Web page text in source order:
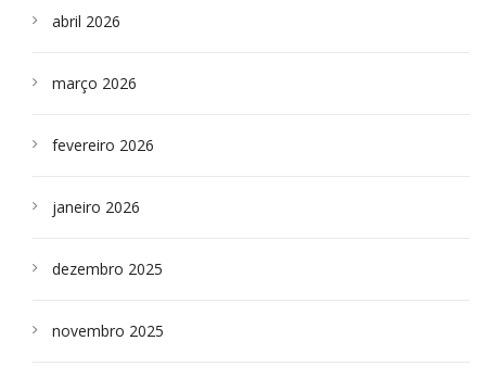
abril 2026
março 2026
fevereiro 2026
janeiro 2026
dezembro 2025
novembro 2025